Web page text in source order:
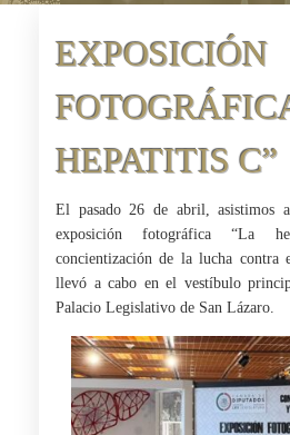
EXPOSICIÓN
HEPATITIS C”
El pasado 26 de abril, asistimos
exposición fotográfica “La
concientización de la lucha contra
llevó a cabo en el vestíbulo
Palacio Legislativo de San Lázaro.